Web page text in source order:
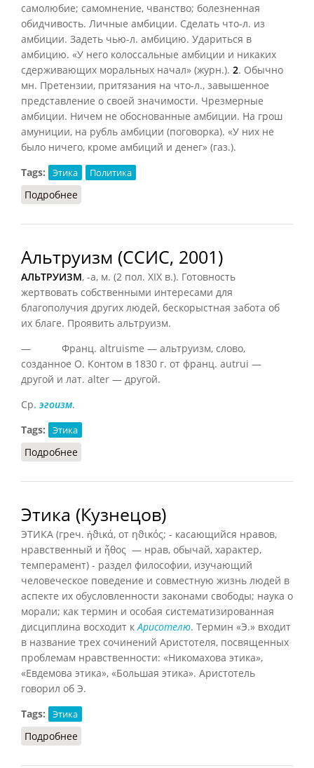
самолюбие; самомнение, чванство; болезненная
обидчивость. Личные амбиции. Сделать что-л. из
амбиции. Задеть чью-л. амбицию. Удариться в
амбицию. «У него колоссальные амбиции и никаких
сдерживающих моральных начал» (журн.). 2. Обычно
мн. Претензии, притязания на что-л., завышенное
представление о своей значимости. Чрезмерные
амбиции. Ничем не обоснованные амбиции. На грош
амуниции, на рубль амбиции (поговорка). «У них не
было ничего, кроме амбиций и денег» (газ.).
Tags:
Этика Политика
Подробнее
Альтруизм (ССИС, 2001)
АЛЬТРУИЗМ, -а, м. (2 пол. XIX в.). Готовность
жертвовать собственными интересами для
благополучия других людей, бескорыстная забота об
их благе. Проявить альтруизм.
— Франц. altruisme — альтруизм, слово,
созданное О. Контом в 1830 г. от франц. autrui —
другой и лат. alter — другой.
Ср. эгоизм.
Tags:
Этика
Подробнее
Этика (Кузнецов)
ЭТИКА (греч. ἠϑικά, от ηϑικός; - касающийся нравов,
нравственный и ἦθος — нрав, обычай, характер,
темперамент) - раздел философии, изучающий
человеческое поведение и совместную жизнь людей в
аспекте их обусловленности законами свободы; наука о
морали; как термин и особая систематизированная
дисциплина восходит к Арисотелю. Термин «Э.» входит
в название трех сочинений Аристотеля, посвященных
проблемам нравственности: «Никомахова этика»,
«Евдемова этика», «Большая этика». Аристотель
говорил об Э.
Tags:
Этика
Подробнее